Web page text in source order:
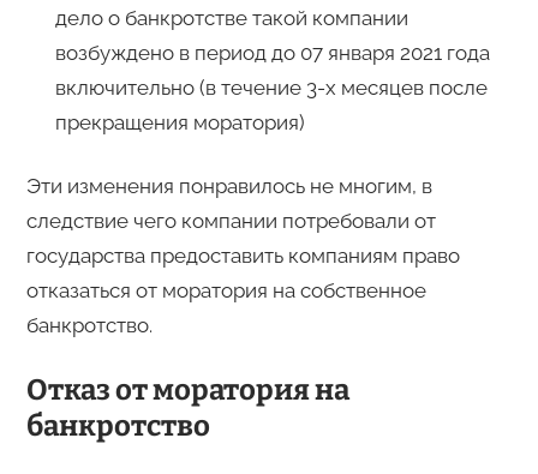
дело о банкротстве такой компании
возбуждено в период до 07 января 2021 года
включительно (в течение 3-х месяцев после
прекращения моратория)
Эти изменения понравилось не многим, в
следствие чего компании потребовали от
государства предоставить компаниям право
отказаться от моратория на собственное
банкротство.
Отказ от моратория на
банкротство